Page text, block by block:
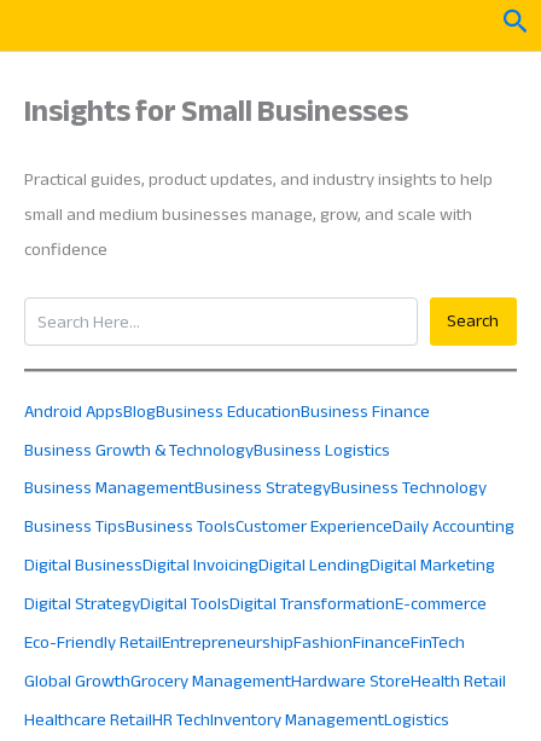
Insights for Small Businesses
Practical guides, product updates, and industry insights to help
small and medium businesses manage, grow, and scale with
confidence
Search
Search
Android AppsBlogBusiness EducationBusiness Finance
Business Growth & TechnologyBusiness Logistics
Business ManagementBusiness StrategyBusiness Technology
Business TipsBusiness ToolsCustomer ExperienceDaily Accounting
Digital BusinessDigital InvoicingDigital LendingDigital Marketing
Digital StrategyDigital ToolsDigital TransformationE-commerce
Eco-Friendly RetailEntrepreneurshipFashionFinanceFinTech
Global GrowthGrocery ManagementHardware StoreHealth Retail
Healthcare RetailHR TechInventory ManagementLogistics